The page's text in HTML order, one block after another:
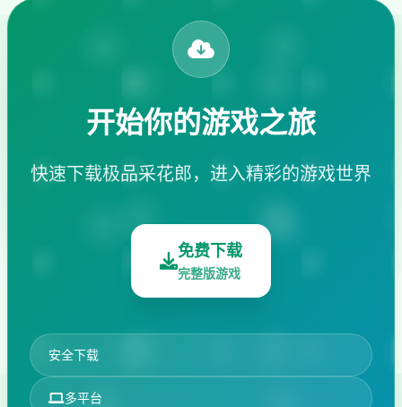
开始你的游戏之旅
快速下载极品采花郎，进入精彩的游戏世界
免费下载
完整版游戏
安全下载
多平台